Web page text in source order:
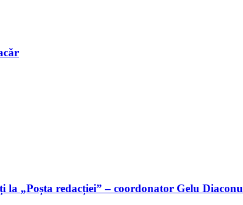
la „Poșta redacției” – coordonator Gelu Diaconu